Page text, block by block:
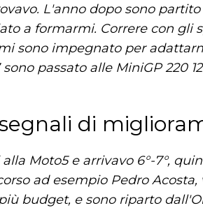
L'anno dopo sono
a formarmi. Correre con gli
sono impegnato per
sono passato alle MiniGP 220
di
Moto5 e arrivavo 6°-7°,
ad esempio Pedro
budget, e sono riparto